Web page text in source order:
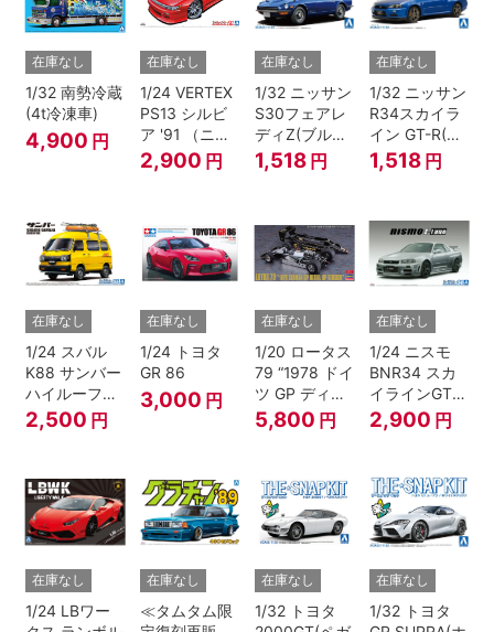
在庫なし
1/32 南勢冷蔵
(4t冷凍車)
4,900 円
在庫なし
1/24 VERTEX
PS13 シルビ
ア '91 （ニッ
サン）
2,900 円
在庫なし
1/32 ニッサン
S30フェアレ
ディZ(ブルー
メタリック)
1,518 円
在庫なし
1/32 ニッサン
R34スカイラ
イン GT-R(ベ
イサイドブル
ー)
1,518 円
在庫なし
1/24 スバル
K88 サンバー
ハイルーフ
4WD '80
2,500 円
在庫なし
1/24 トヨタ
GR 86
3,000 円
在庫なし
1/20 ロータス
79 “1978 ドイ
ツ GP ディテ
ールアップ バ
ージョン”
5,800 円
在庫なし
1/24 ニスモ
BNR34 スカ
イラインGT-R
Z-tune '04
2,900 円
在庫なし
1/24 LBワー
在庫なし
≪タムタム限
在庫なし
1/32 トヨタ
在庫なし
1/32 トヨタ